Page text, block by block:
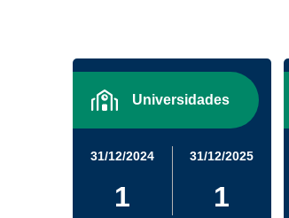
Universidades
31/12/2024
1
31/12/2025
1